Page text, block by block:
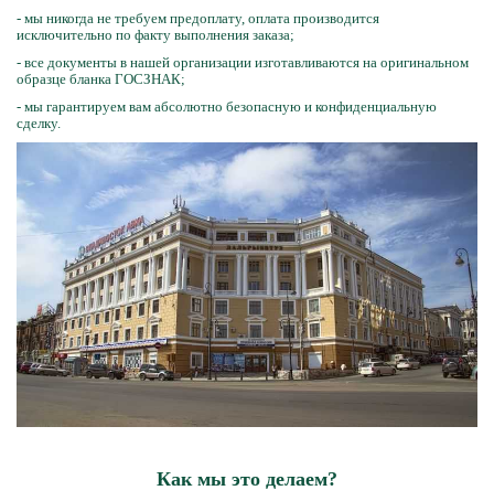
- мы никогда не требуем предоплату, оплата производится
исключительно по факту выполнения заказа;
- все документы в нашей организации изготавливаются на оригинальном
образце бланка ГОСЗНАК;
- мы гарантируем вам абсолютно безопасную и конфиденциальную
сделку.
Как мы это делаем?